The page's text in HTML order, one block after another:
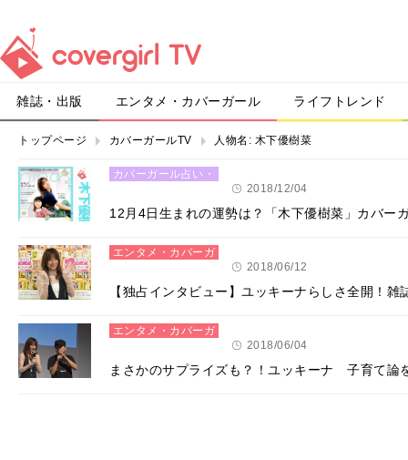
雑誌・出版 エンタメ・カバーガール ライフトレンド
トップページ カバーガールTV 人物名: 木下優樹菜
カバーガール占い・
2018/12/04
12月4日生まれの運勢は？「木下優樹菜」カバー
エンタメ・カバーガ
2018/06/12
【独占インタビュー】ユッキーナらしさ全開！
エンタメ・カバーガ
2018/06/04
まさかのサプライズも？！ユッキーナ 子育て論